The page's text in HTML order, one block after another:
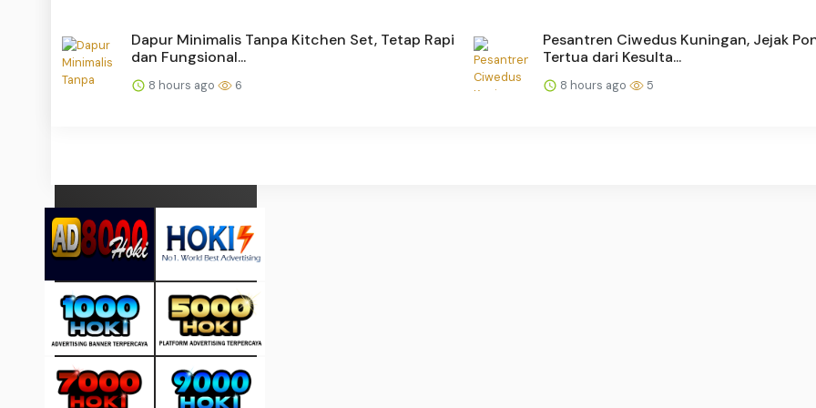
Dapur Minimalis Tanpa Kitchen Set, Tetap Rapi
dan Fungsional...
8 hours ago 6
Pesantren Ciwedus Kuningan, Jejak
Tertua dari Kesulta...
8 hours ago 5